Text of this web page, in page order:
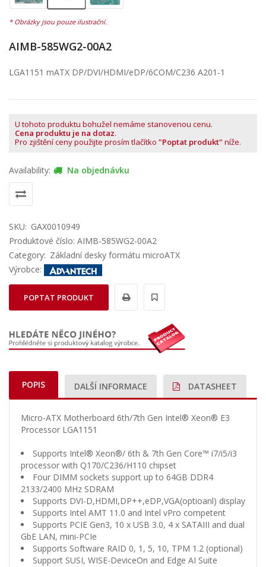
AIMB-585WG2-00A2
LGA1151 mATX DP/DVI/HDMI/eDP/6COM/C236 A201-1
U tohoto produktu bohužel nemáme stanovenou cenu.
Cena produktu je na dotaz.
Pro zjištění ceny použijte prosím tlačítko "Poptat produkt" níže.
Availability: Na objednávku
SKU: GAX0010949
Produktové číslo: AIMB-585WG2-00A2
Category: Základní desky formátu microATX
Výrobce:
POPTAT PRODUKT
POPIS DALŠÍ INFORMACE DATASHEET
Micro-ATX Motherboard 6th/7th Gen Intel® Xeon® E3
Processor LGA1151
Supports Intel® Xeon®/ 6th & 7th Gen Core™ i7/i5/i3
processor with Q170/C236/H110 chipset
Four DIMM sockets support up to 64GB DDR4
2133/2400 MHz SDRAM
Supports DVI-D,HDMI,DP++,eDP,VGA(optioanl) display
Supports Intel AMT 11.0 and Intel vPro competent
Supports PCIE Gen3, 10 x USB 3.0, 4 x SATAIII and dual
GbE LAN, mini-PCIe
Supports Software RAID 0, 1, 5, 10, TPM 1.2 (optional)
Support SUSI, WISE-DeviceOn and Edge AI Suite